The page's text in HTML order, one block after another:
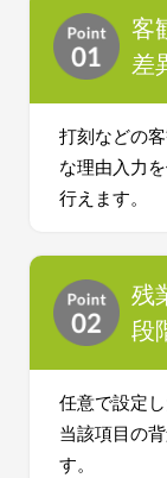
客
差
打刻などの
な理由入力
行えます。
残
段
任意で設定
当該項目の
す。